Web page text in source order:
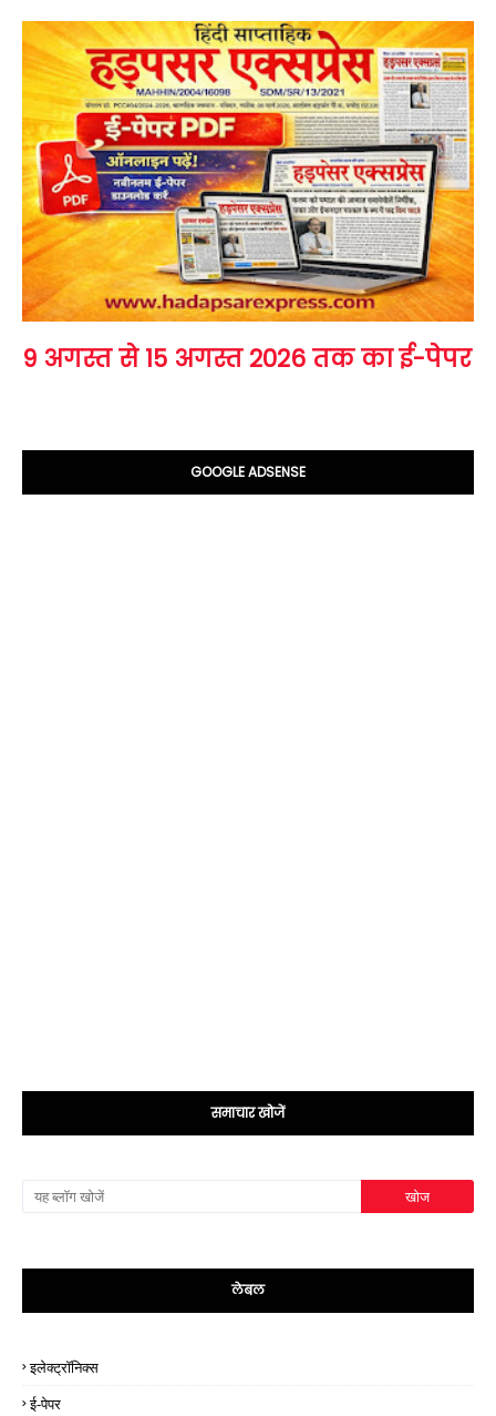
9 अगस्त से 15 अगस्त 2026 तक का ई-पेपर
GOOGLE ADSENSE
समाचार खोजें
लेबल
इलेक्ट्रॉनिक्स
ई-पेपर